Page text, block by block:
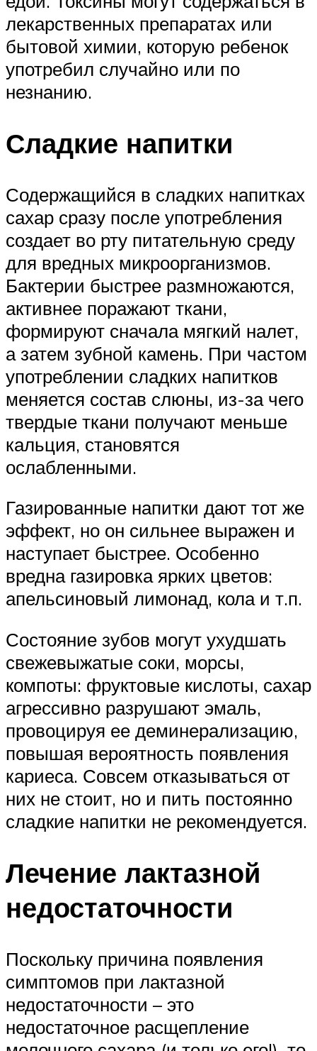
лекарственных препаратах или
бытовой химии, которую ребенок
употребил случайно или по
незнанию.
Сладкие напитки
Содержащийся в сладких напитках
сахар сразу после употребления
создает во рту питательную среду
для вредных микроорганизмов.
Бактерии быстрее размножаются,
активнее поражают ткани,
формируют сначала мягкий налет,
а затем зубной камень. При частом
употреблении сладких напитков
меняется состав слюны, из-за чего
твердые ткани получают меньше
кальция, становятся
ослабленными.
Газированные напитки дают тот же
эффект, но он сильнее выражен и
наступает быстрее. Особенно
вредна газировка ярких цветов:
апельсиновый лимонад, кола и т.п.
Состояние зубов могут ухудшать
свежевыжатые соки, морсы,
компоты: фруктовые кислоты, сахар
агрессивно разрушают эмаль,
провоцируя ее деминерализацию,
повышая вероятность появления
кариеса. Совсем отказываться от
них не стоит, но и пить постоянно
сладкие напитки не рекомендуется.
Лечение лактазной
недостаточности
Поскольку причина появления
симптомов при лактазной
недостаточности – это
недостаточное расщепление